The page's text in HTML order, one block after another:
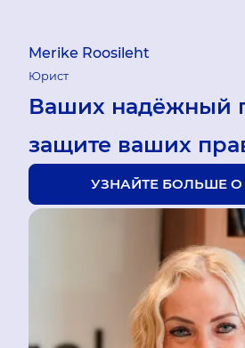
Merike Roosileht
Юрист
Ваших надёжный
защите ваших
УЗНАЙТЕ БОЛЬШЕ